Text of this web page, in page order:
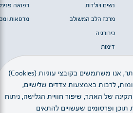
נשים ויולדות
מרכז הלב המשולב
כירורגיה
דימות
רפואה
מרפאות
עם כניסתך לאתר, אנו משתמשים בקובצי עוגיות (Cookies)
דומות, לרבות באמצעות צדדים שלישיים,
של האתר, שיפור חוויית הגלישה, ניתוח
תוכן ופרסומים שעשויים להתאים